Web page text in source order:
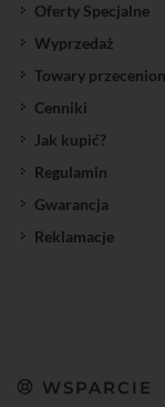
Oferty Specjalne
Wyprzedaż
Towary
Cenniki
Jak kupić?
Regulamin
Gwarancja
Reklamacje
WSPARCIE